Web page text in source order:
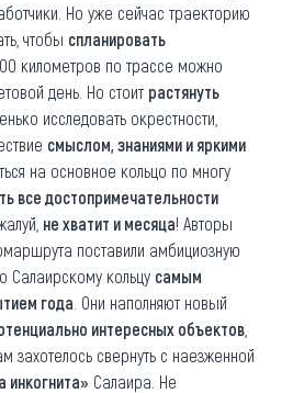
Но уже сейчас траекторию
чтобы спланировать
километров по трассе можно
день. Но стоит растянуть
исследовать окрестности,
смыслом, знаниями и яркими
на основное кольцо по многу
все достопримечательности
не хватит и месяца! Авторы
поставили амбициозную
Салаирскому кольцу самым
года . Они наполняют новый
интересных объектов
захотелось свернуть с наезженной
инкогнита» Салаира. Не